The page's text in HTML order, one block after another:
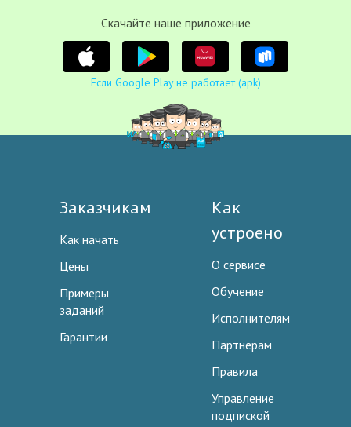
Cкачайте наше приложение
Если Google Play не работает (apk)
Заказчикам
Как начать
Цены
Примеры
заданий
Гарантии
Как
устроено
О сервисе
Обучение
Исполнителям
Партнерам
Правила
Управление
подпиской